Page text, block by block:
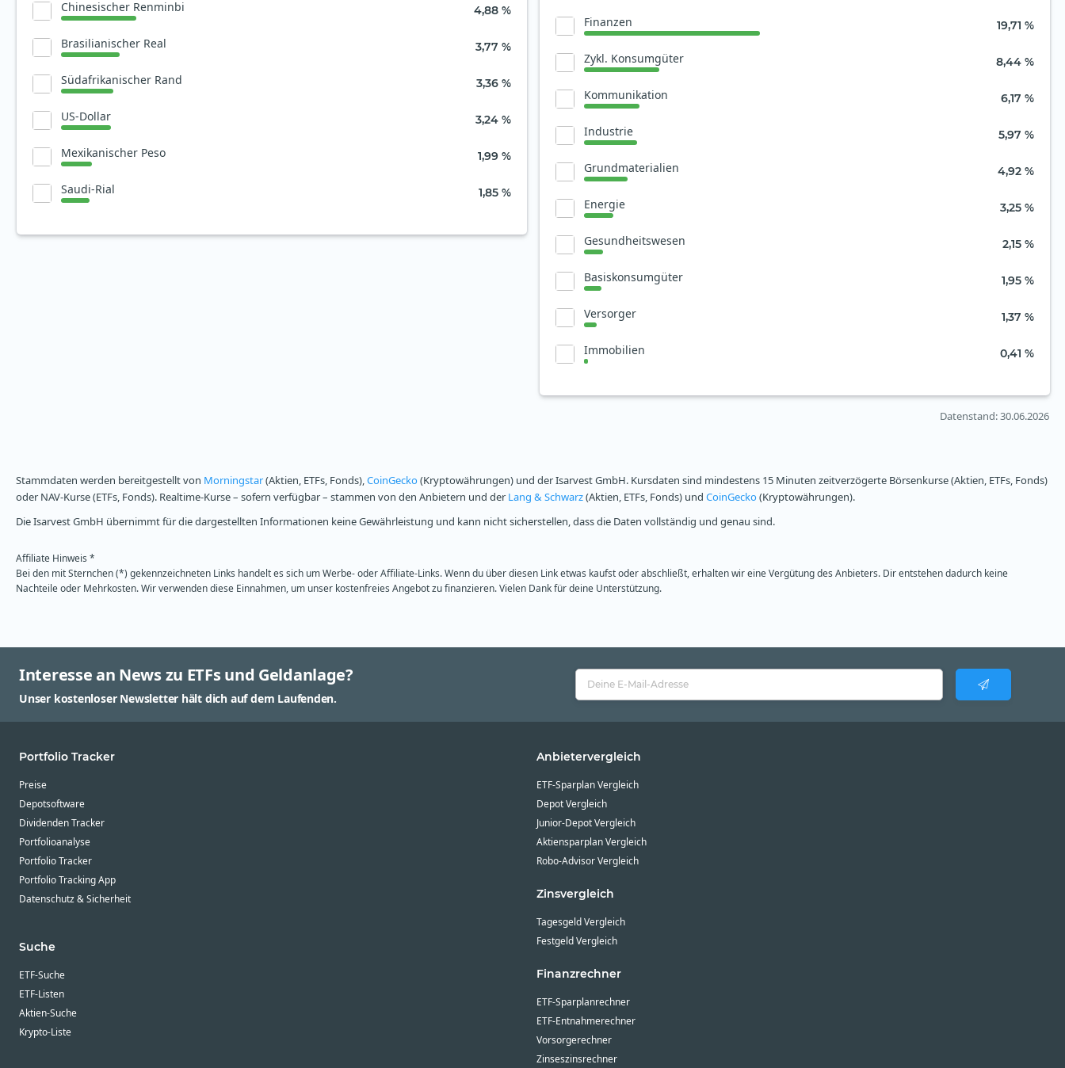
Chinesischer Renminbi 4,88 %
Brasilianischer Real 3,77 %
Südafrikanischer Rand 3,36 %
US-Dollar 3,24 %
Mexikanischer Peso 1,99 %
Saudi-Rial 1,85 %
Finanzen 19,71 %
Zykl. Konsumgüter 8,44 %
Kommunikation 6,17 %
Industrie 5,97 %
Grundmaterialien 4,92 %
Energie 3,25 %
Gesundheitswesen 2,15 %
Basiskonsumgüter 1,95 %
Versorger 1,37 %
Immobilien 0,41 %
Datenstand: 30.06.2026
Stammdaten werden bereitgestellt von Morningstar(Aktien, ETFs, Fonds),CoinGecko(Kryptowährungen) und der Isarvest GmbH. Kursdaten sind mindestens 15 Minuten zeitverzögerte Börsenkurse (Aktien, ETFs, Fonds)
oder NAV-Kurse (ETFs, Fonds). Realtime-Kurse – sofern verfügbar – stammen von den Anbietern und der Lang & Schwarz(Aktien, ETFs, Fonds) und CoinGecko(Kryptowährungen).
Die Isarvest GmbH übernimmt für die dargestellten Informationen keine Gewährleistung und kann nicht sicherstellen, dass die Daten vollständig und genau sind.
Affiliate Hinweis *
Bei den mit Sternchen (*) gekennzeichneten Links handelt es sich um Werbe- oder Affiliate-Links. Wenn du über diesen Link etwas kaufst oder abschließt, erhalten wir eine Vergütung des Anbieters. Dir entstehen dadurch keine
Nachteile oder Mehrkosten. Wir verwenden diese Einnahmen, um unser kostenfreies Angebot zu finanzieren. Vielen Dank für deine Unterstützung.
Interesse an News zu ETFs und Geldanlage?
Unser kostenloser Newsletter hält dich auf dem Laufenden.
Portfolio Tracker
Preise
Depotsoftware
Dividenden Tracker
Portfolioanalyse
Portfolio Tracker
Portfolio Tracking App
Datenschutz & Sicherheit
Suche
ETF-Suche
ETF-Listen
Aktien-Suche
Krypto-Liste
Anbietervergleich
ETF-Sparplan Vergleich
Depot Vergleich
Junior-Depot Vergleich
Aktiensparplan Vergleich
Robo-Advisor Vergleich
Zinsvergleich
Tagesgeld Vergleich
Festgeld Vergleich
Finanzrechner
ETF-Sparplanrechner
ETF-Entnahmerechner
Vorsorgerechner
Zinseszinsrechner